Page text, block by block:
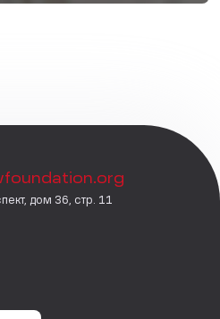
дом 36, стр. 11